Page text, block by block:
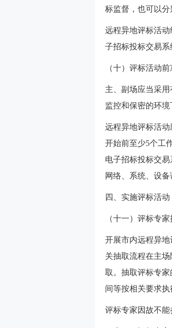
标监督，也可以分
远程异地评标活
子招标投标交易系
（十）评标活动
主、副场应当采
监控和保密的环
远程异地评标活
开始前至少5个工
电子招标投标交
网络、系统、设
四、实施评标活动
（十一）评标专家
开展市内远程异
关抽取流程在主
取。抽取评标专
间等按相关要求
评标专家因故不能